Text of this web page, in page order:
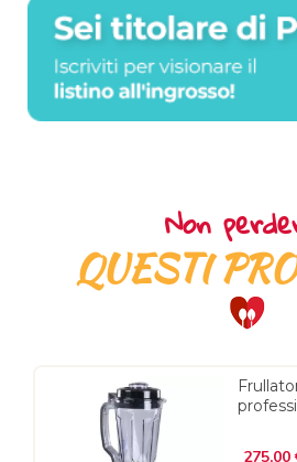
Non
QUESTI
275,00